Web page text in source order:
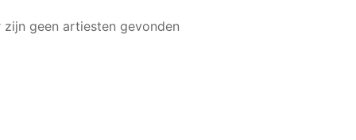
zijn geen artiesten gevonden